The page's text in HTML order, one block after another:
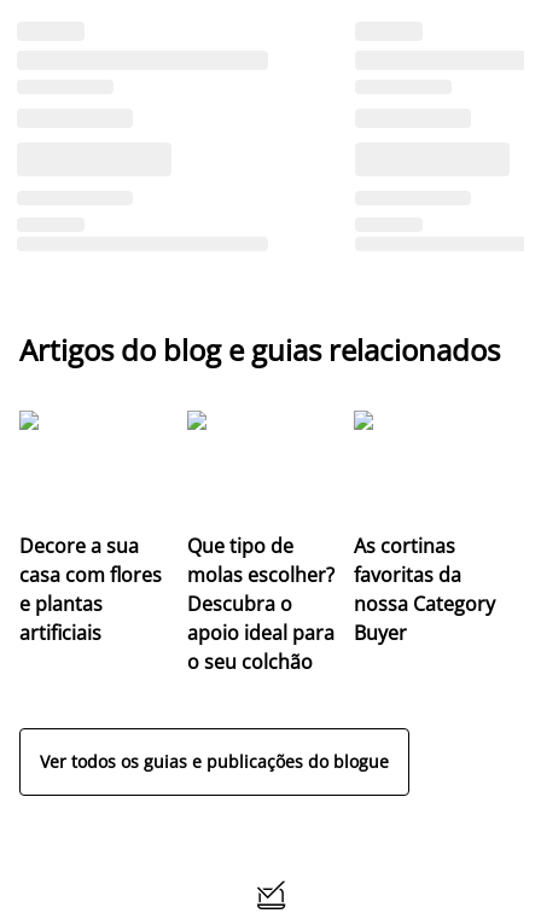
Artigos do blog e guias relacionados
Decore a sua
casa com flores
e plantas
artificiais
Que tipo de
molas escolher?
Descubra o
apoio ideal para
o seu colchão
As cortinas
favoritas da
nossa Category
Buyer
Ver todos os guias e publicações do blogue
